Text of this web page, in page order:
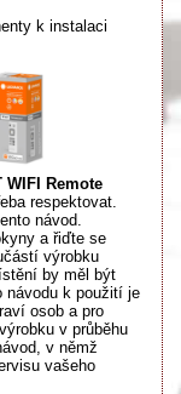
k instalaci
WIFI Remote
respektovat.
návod.
a řiďte se
výrobku
by měl být
návodu k použití je
osob a pro
v průběhu
v němž
vašeho